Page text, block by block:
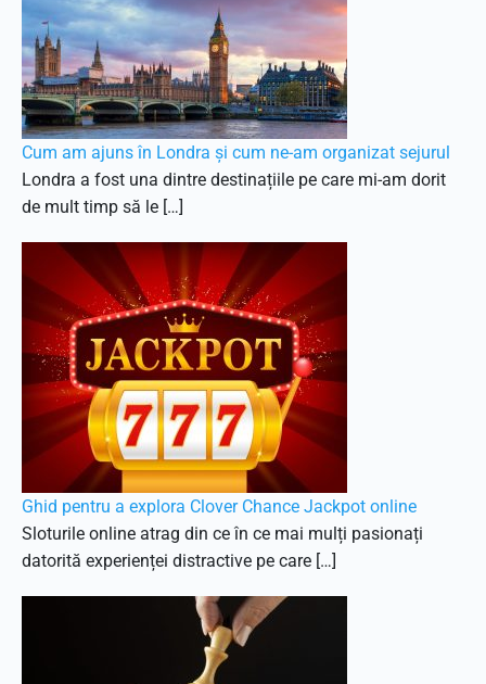
Cum am ajuns în Londra și cum ne-am organizat sejurul
Londra a fost una dintre destinațiile pe care mi-am dorit
de mult timp să le […]
Ghid pentru a explora Clover Chance Jackpot online
Sloturile online atrag din ce în ce mai mulți pasionați
datorită experienței distractive pe care […]